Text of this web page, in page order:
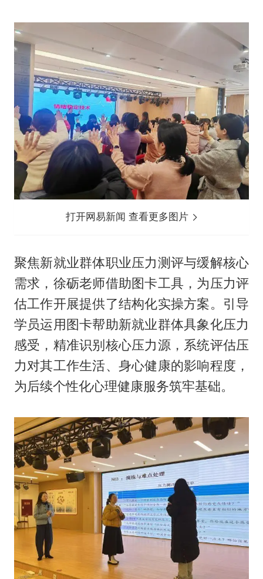
打开网易新闻 查看更多图片
聚焦新就业群体职业压力测评与缓解核心
需求，徐砺老师借助图卡工具，为压力评
估工作开展提供了结构化实操方案。引导
学员运用图卡帮助新就业群体具象化压力
感受，精准识别核心压力源，系统评估压
力对其工作生活、身心健康的影响程度，
为后续个性化心理健康服务筑牢基础。